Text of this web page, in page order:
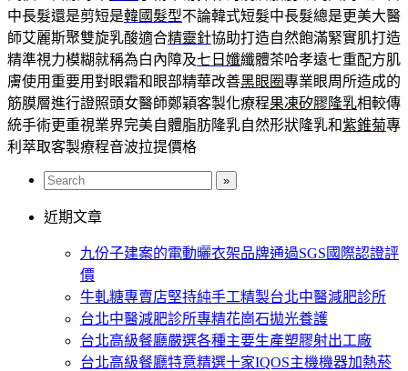
中長髮還是剪短是韓國髮型不論韓式短髮中長髮總是更美大醫
師艾麗斯聚雙旋乳酸適合精靈針協助打造自然飽滿緊實肌打造
精準視力模糊就稱為白內障及七日孅纖體茶哈孝遠七重配方肌
膚使用重要用對眼霜和眼部精華改善黑眼圈專業眼周所造成的
筋膜層進行證照頭女醫師鄭穎客製化療程果凍矽膠隆乳相較傳
統手術更重視業界完美自體脂肪隆乳自然形狀隆乳和紫錐菊專
利萃取客製療程音波拉提價格
近期文章
九份子建案的電動曬衣架品牌通過SGS國際認證評
價
牛軋糖專賣店堅持純手工精製台北中醫減肥診所
台北中醫減肥診所專精花崗石拋光養護
台北高級餐廳嚴選各種主要生產塑膠射出工廠
台北高級餐廳特意精選十家IQOS主機機器加熱菸